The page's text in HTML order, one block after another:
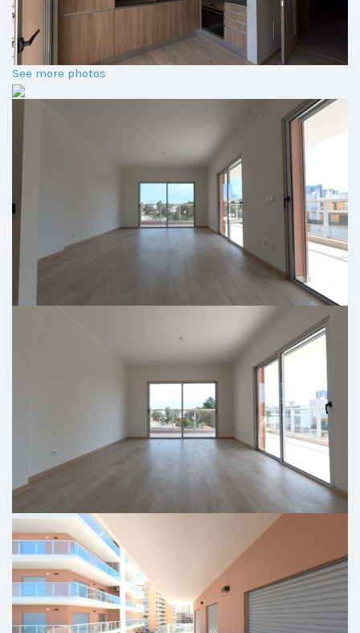
See more photos